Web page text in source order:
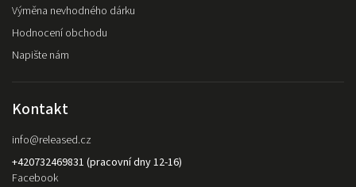
Výměna nevhodného dárku
Hodnocení obchodu
Napište nám
Kontakt
info@released.cz
+420732469831 (pracovní dny 12-16)
Facebook